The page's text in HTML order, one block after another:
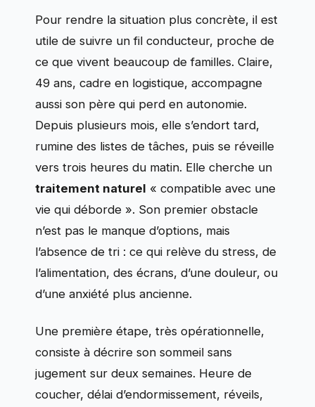
Pour rendre la situation plus concrète, il est
utile de suivre un fil conducteur, proche de
ce que vivent beaucoup de familles. Claire,
49 ans, cadre en logistique, accompagne
aussi son père qui perd en autonomie.
Depuis plusieurs mois, elle s’endort tard,
rumine des listes de tâches, puis se réveille
vers trois heures du matin. Elle cherche un
traitement naturel « compatible avec une
vie qui déborde ». Son premier obstacle
n’est pas le manque d’options, mais
l’absence de tri : ce qui relève du stress, de
l’alimentation, des écrans, d’une douleur, ou
d’une anxiété plus ancienne.
Une première étape, très opérationnelle,
consiste à décrire son sommeil sans
jugement sur deux semaines. Heure de
coucher, délai d’endormissement, réveils,